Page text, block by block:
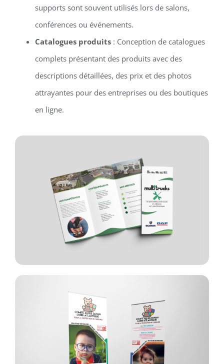
supports sont souvent utilisés lors de salons,
conférences ou événements.
Catalogues produits: Conception de catalogues
complets présentant des produits avec des
descriptions détaillées, des prix et des photos
attrayantes pour des entreprises ou des boutiques
en ligne.